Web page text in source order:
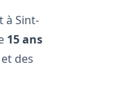
à Sint-
15 ans
des